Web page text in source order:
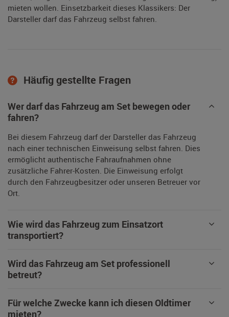
mieten wollen. Einsetzbarkeit dieses Klassikers: Der
Darsteller darf das Fahrzeug selbst fahren.
Häufig gestellte Fragen
Wer darf das Fahrzeug am Set bewegen oder
fahren?
Bei diesem Fahrzeug darf der Darsteller das Fahrzeug
nach einer technischen Einweisung selbst fahren. Dies
ermöglicht authentische Fahraufnahmen ohne
zusätzliche Fahrer-Kosten. Die Einweisung erfolgt
durch den Fahrzeugbesitzer oder unseren Betreuer vor
Ort.
Wie wird das Fahrzeug zum Einsatzort
transportiert?
Wird das Fahrzeug am Set professionell
betreut?
Für welche Zwecke kann ich diesen Oldtimer
mieten?